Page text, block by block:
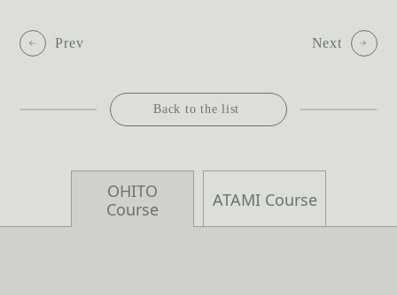
Prev Next
Back to the list
OHITO
Course
ATAMI Course